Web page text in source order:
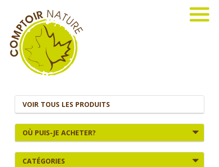
VOIR TOUS LES PRODUITS
OÙ PUIS-JE ACHETER?
CATÉGORIES